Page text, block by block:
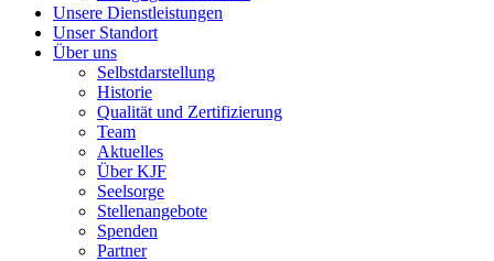
Unsere Dienstleistungen
Unser Standort
Über uns
Selbstdarstellung
Historie
Qualität und Zertifizierung
Team
Aktuelles
Über KJF
Seelsorge
Stellenangebote
Spenden
Partner